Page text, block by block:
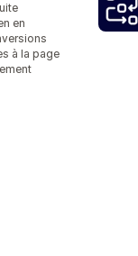
en
à la page